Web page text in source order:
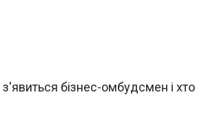
з'явиться бізнес-омбудсмен і хто